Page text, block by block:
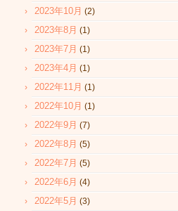
2023年10月 (2)
2023年8月 (1)
2023年7月 (1)
2023年4月 (1)
2022年11月 (1)
2022年10月 (1)
2022年9月 (7)
2022年8月 (5)
2022年7月 (5)
2022年6月 (4)
2022年5月 (3)